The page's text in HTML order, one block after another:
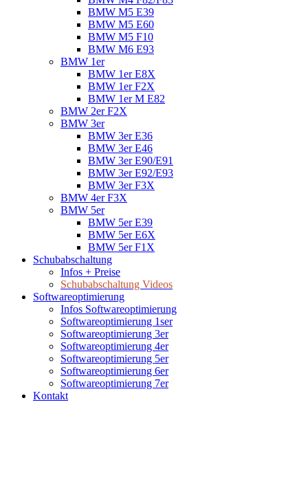
BMW M5 E39
BMW M5 E60
BMW M5 F10
BMW M6 E93
BMW 1er
BMW 1er E8X
BMW 1er F2X
BMW 1er M E82
BMW 2er F2X
BMW 3er
BMW 3er E36
BMW 3er E46
BMW 3er E90/E91
BMW 3er E92/E93
BMW 3er F3X
BMW 4er F3X
BMW 5er
BMW 5er E39
BMW 5er E6X
BMW 5er F1X
Schubabschaltung
Infos + Preise
Schubabschaltung Videos
Softwareoptimierung
Infos Softwareoptimierung
Softwareoptimierung 1ser
Softwareoptimierung 3er
Softwareoptimierung 4er
Softwareoptimierung 5er
Softwareoptimierung 6er
Softwareoptimierung 7er
Kontakt